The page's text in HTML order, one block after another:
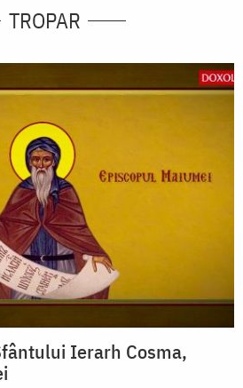
TROPAR
Ierarh Cosma,